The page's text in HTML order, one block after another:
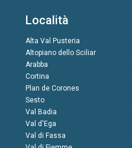
Località
Alta Val Pusteria
Altopiano dello Sciliar
Arabba
Cortina
Plan de Corones
Sesto
Val Badia
Val d'Ega
Val di Fassa